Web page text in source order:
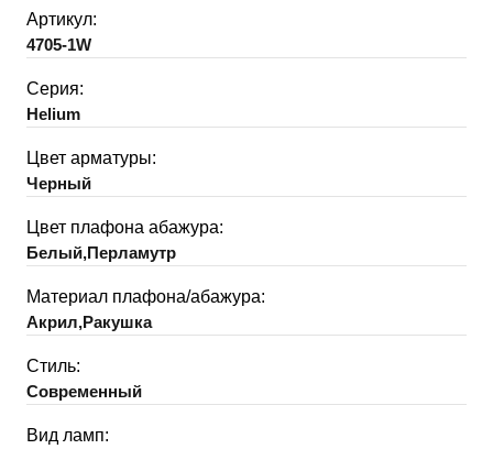
Артикул:
4705-1W
Серия:
Helium
Цвет арматуры:
Черный
Цвет плафона абажура:
Белый,Перламутр
Материал плафона/абажура:
Акрил,Ракушка
Стиль:
Современный
Вид ламп: